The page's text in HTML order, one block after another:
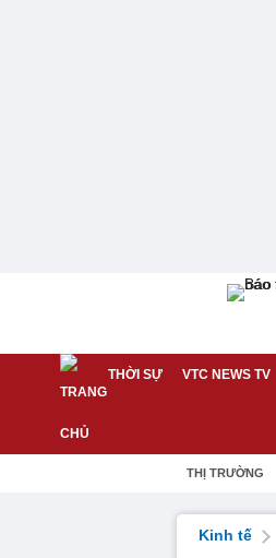
THỜI SỰ VTC NEWS TV
THỊ TRƯỜNG
Kinh tế